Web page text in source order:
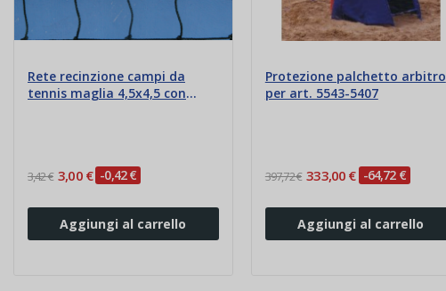
Rete recinzione campi da
tennis maglia 4,5x4,5 con
3,42 € 3,00 € -0,42 €
Aggiungi al carrello
Protezione palchetto arbitro
per art. 5543-5407
397,72 € 333,00 € -64,72 €
Aggiungi al carrello